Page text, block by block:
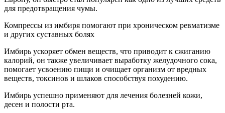
для предотвращения чумы.
Компрессы из имбиря помогают при хроническом ревматизме
и других суставных болях
Имбирь ускоряет обмен веществ, что приводит к сжиганию
калорий, он также увеличивает выработку желудочного сока,
помогает усвоению пищи и очищает организм от вредных
веществ, токсинов и шлаков способствуя похудению.
Имбирь успешно применяют для лечения болезней кожи,
десен и полости рта.